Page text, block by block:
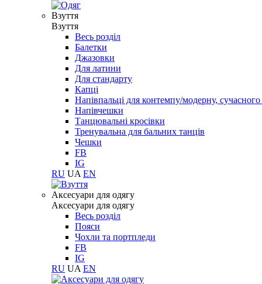
Взуття
Взуття
Весь розділ
Балетки
Джазовки
Для латини
Для стандарту
Капці
Напівпальці для контемпу/модерну,
Напівчешки
Танцювальні кросівки
Тренувальна для бальних танців
Чешки
FB
IG
RU UA EN
Aксесуари для одягу
Aксесуари для одягу
Весь розділ
Пояси
Чохли та портпледи
FB
IG
RU UA EN